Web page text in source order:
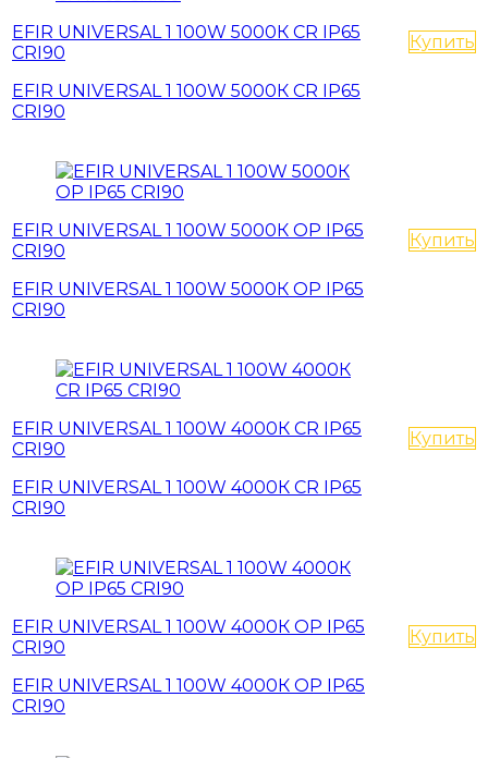
EFIR UNIVERSAL 1 100W 5000К CR IP65
CRI90
EFIR UNIVERSAL 1 100W 5000К CR IP65
CRI90
Купить
EFIR UNIVERSAL 1 100W 5000К OP IP65
CRI90
EFIR UNIVERSAL 1 100W 5000К OP IP65
CRI90
Купить
EFIR UNIVERSAL 1 100W 4000К CR IP65
CRI90
EFIR UNIVERSAL 1 100W 4000К CR IP65
CRI90
Купить
EFIR UNIVERSAL 1 100W 4000К OP IP65
CRI90
EFIR UNIVERSAL 1 100W 4000К OP IP65
CRI90
Купить